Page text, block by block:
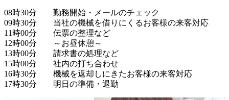
08時30分　　勤務開始・メールのチェック
09時30分　　当社の機械を借りにくるお客様の来客対応
11時00分　　伝票の整理など
12時00分　　～お昼休憩～
13時00分　　請求書の処理など
15時00分　　社内の打ち合わせ
16時30分　　機械を返却しにきたお客様の来客対応